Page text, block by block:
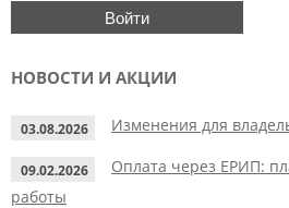
НОВОСТИ И АКЦИИ
03.08.2026 Изменения для
09.02.2026
Оплата через ЕРИП:
работы